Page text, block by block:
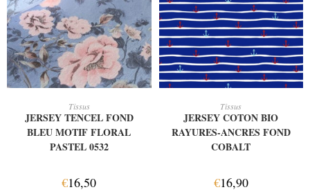
Tissus
JERSEY TENCEL FOND
BLEU MOTIF FLORAL
PASTEL 0532
€16,50
Tissus
JERSEY COTON BIO
RAYURES-ANCRES FOND
COBALT
€16,90